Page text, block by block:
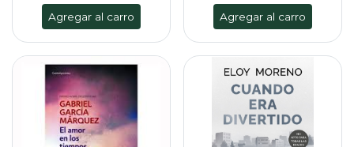
Agregar al carro Agregar al carro